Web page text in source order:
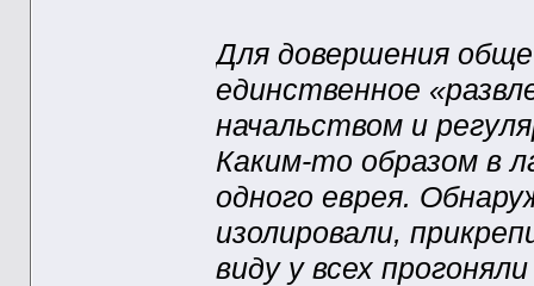
Для довершения
единственное
начальством и
Каким-то образом в
одного еврея.
изолировали,
виду у всех